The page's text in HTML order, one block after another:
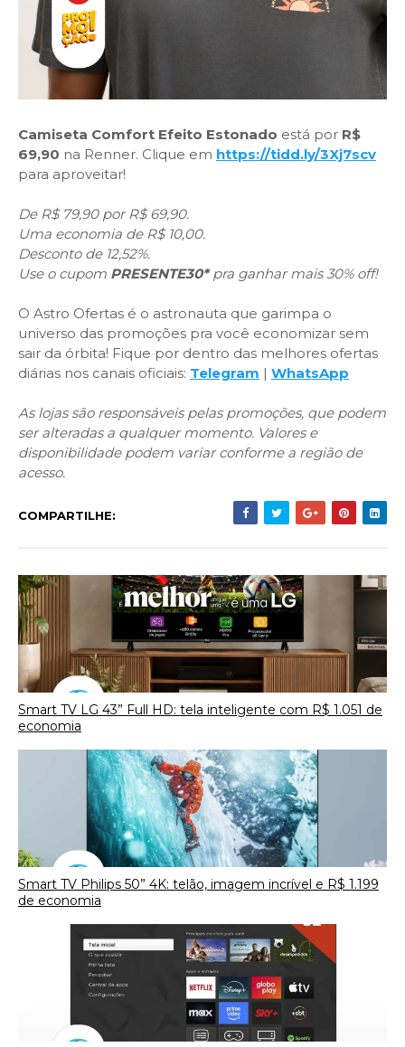
Camiseta Comfort Efeito Estonado está por R$
69,90 na Renner. Clique em https://tidd.ly/3Xj7scv
para aproveitar!
De R$ 79,90 por R$ 69,90.
Uma economia de R$ 10,00.
Desconto de 12,52%.
Use o cupom PRESENTE30*pra ganhar mais 30% off!
O Astro Ofertas é o astronauta que garimpa o
universo das promoções pra você economizar sem
sair da órbita! Fique por dentro das melhores ofertas
diárias nos canais oficiais: Telegram | WhatsApp
As lojas são responsáveis pelas promoções, que podem
ser alteradas a qualquer momento. Valores e
disponibilidade podem variar conforme a região de
acesso.
COMPARTILHE:
Smart TV LG 43” Full HD: tela inteligente com R$ 1.051 de
economia
Smart TV Philips 50” 4K: telão, imagem incrível e R$ 1.199
de economia